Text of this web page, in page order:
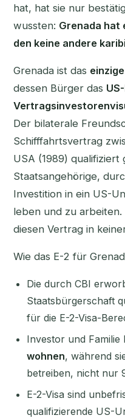
hat, hat sie nur
wussten: Grenada hat
den keine andere
Grenada ist das
dessen Bürger das
Der bilaterale
Schifffahrtsvertrag
USA (1989) qualifiziert
Staatsangehörige,
Investition in ein US-
leben und zu
diesen Vertrag in
Wie das E-2 für
Die durch CBI
Staatsbürgerschaft
für die E-2-Visa-
Investor und Familie
wohnen, während
betreiben, nicht nur
E-2-Visa sind
qualifizierende US-